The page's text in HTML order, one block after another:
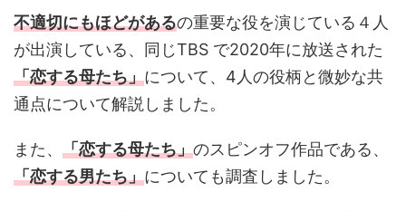
不適切にもほどがあるの重要な役を演じている４人
が出演している、同じTBS で2020年に放送された
「恋する母たち」について、4人の役柄と微妙な共
通点について解説しました。
また、 「恋する母たち」のスピンオフ作品である、
「恋する男たち」についても調査しました。